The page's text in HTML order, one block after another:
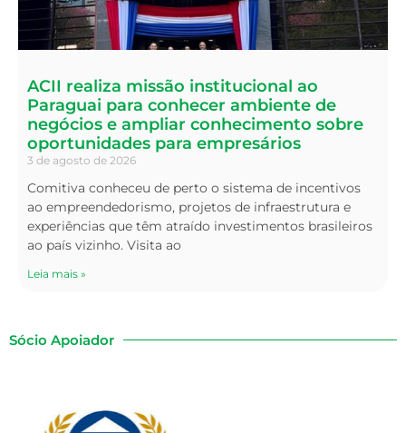
ACII realiza missão institucional ao
Paraguai para conhecer ambiente de
negócios e ampliar conhecimento sobre
oportunidades para empresários
3 de agosto de 2026
Comitiva conheceu de perto o sistema de incentivos
ao empreendedorismo, projetos de infraestrutura e
experiências que têm atraído investimentos brasileiros
ao país vizinho. Visita ao
Leia mais »
Sócio Apoiador